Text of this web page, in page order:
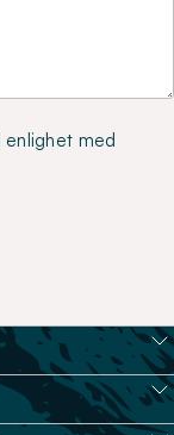
enlighet med